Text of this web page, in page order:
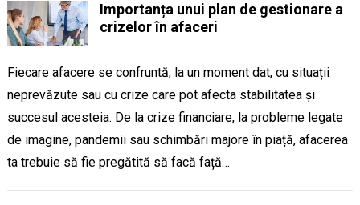
Importanța unui plan de gestionare a
crizelor în afaceri
Fiecare afacere se confruntă, la un moment dat, cu situații
neprevăzute sau cu crize care pot afecta stabilitatea și
succesul acesteia. De la crize financiare, la probleme legate
de imagine, pandemii sau schimbări majore în piață, afacerea
ta trebuie să fie pregătită să facă față…